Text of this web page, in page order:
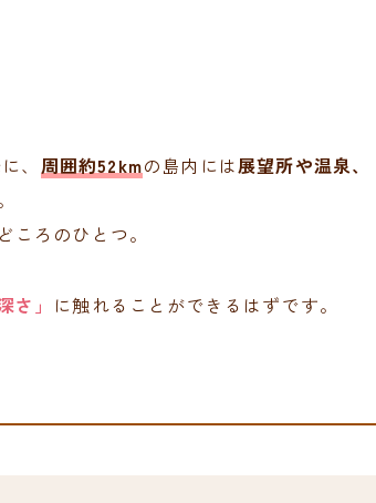
、 周囲約52kmの島内には展望所や温泉、
ろのひとつ。
さ」 に触れることができるはずです。